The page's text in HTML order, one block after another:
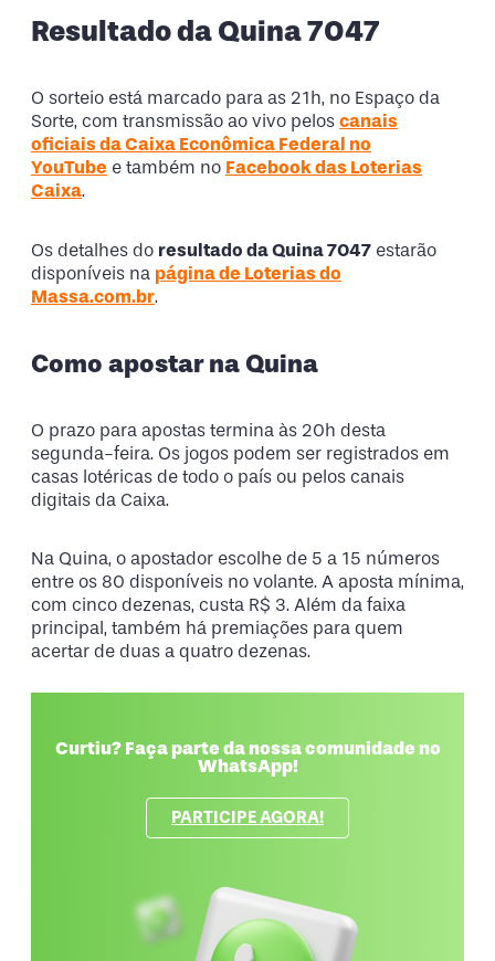
Resultado da Quina 7047
O sorteio está marcado para as 21h, no Espaço da
Sorte, com transmissão ao vivo pelos canais
oficiais da Caixa Econômica Federal no
YouTube e também no Facebook das Loterias
Caixa.
Os detalhes do resultado da Quina 7047 estarão
disponíveis na página de Loterias do
Massa.com.br.
Como apostar na Quina
O prazo para apostas termina às 20h desta
segunda-feira. Os jogos podem ser registrados em
casas lotéricas de todo o país ou pelos canais
digitais da Caixa.
Na Quina, o apostador escolhe de 5 a 15 números
entre os 80 disponíveis no volante. A aposta mínima,
com cinco dezenas, custa R$ 3. Além da faixa
principal, também há premiações para quem
acertar de duas a quatro dezenas.
Curtiu? Faça parte da nossa comunidade no
WhatsApp!
PARTICIPE AGORA!